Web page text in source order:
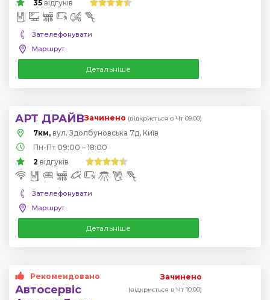
35 відгуків
Зателефонувати
Маршрут
Детальніше
АРТ ДРАЙВЗачинено (відкриється в Чт 09:00)
7км, вул. Здолбуновська 7д, Київ
Пн-Пт 09:00 – 18:00
2 відгуків
Зателефонувати
Маршрут
Детальніше
Рекомендовано
Автосервіс
Зачинено
(відкриється в Чт 10:00)